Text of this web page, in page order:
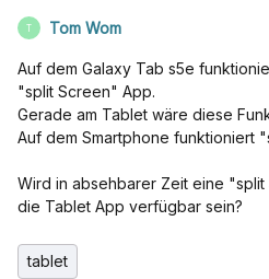
T Tom Wom
Auf dem Galaxy Tab s5e
"split Screen" App.
Gerade am Tablet wäre diese
Auf dem Smartphone funktioniert
Wird in absehbarer Zeit eine
die Tablet App verfügbar sein?
tablet